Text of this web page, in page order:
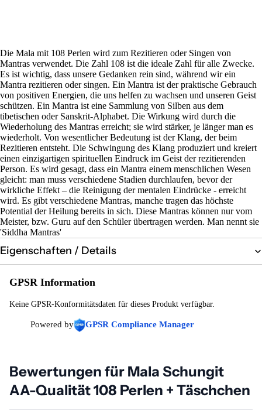
Die Mala mit 108 Perlen wird zum Rezitieren oder Singen von
Mantras verwendet. Die Zahl 108 ist die ideale Zahl für alle Zwecke.
Es ist wichtig, dass unsere Gedanken rein sind, während wir ein
Mantra rezitieren oder singen. Ein Mantra ist der praktische Gebrauch
von positiven Energien, die uns helfen zu wachsen und unseren Geist
schützen. Ein Mantra ist eine Sammlung von Silben aus dem
tibetischen oder Sanskrit-Alphabet. Die Wirkung wird durch die
Wiederholung des Mantras erreicht; sie wird stärker, je länger man es
wiederholt. Von wesentlicher Bedeutung ist der Klang, der beim
Rezitieren entsteht. Die Schwingung des Klang produziert und kreiert
einen einzigartigen spirituellen Eindruck im Geist der rezitierenden
Person. Es wird gesagt, dass ein Mantra einem menschlichen Wesen
gleicht: man muss verschiedene Stadien durchlaufen, bevor der
wirkliche Effekt – die Reinigung der mentalen Eindrücke - erreicht
wird. Es gibt verschiedene Mantras, manche tragen das höchste
Potential der Heilung bereits in sich. Diese Mantras können nur vom
Meister, bzw. Guru auf den Schüler übertragen werden. Man nennt sie
'Siddha Mantras'
Eigenschaften / Details
GPSR Information
Keine GPSR-Konformitätsdaten für dieses Produkt verfügbar.
Powered by GPSR Compliance Manager